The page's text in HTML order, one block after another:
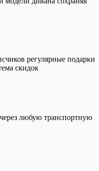
регулярные подарки
скидок
любую транспортную